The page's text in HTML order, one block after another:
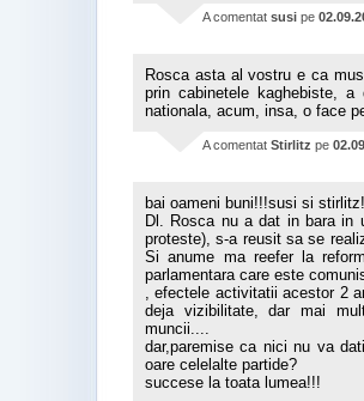
A comentat susi pe
Rosca asta al vostru e ca
prin cabinetele kaghebiste,
nationala, acum, insa, o face
A comentat Stirlitz pe
bai oameni buni!!!susi si
Dl. Rosca nu a dat in bara in
proteste), s-a reusit sa se
Si anume ma reefer la
parlamentara care este
, efectele activitatii acestor 2
deja vizibilitate, dar mai
muncii....
dar,paremise ca nici nu va
oare celelalte partide?
succese la toata lumea!!!